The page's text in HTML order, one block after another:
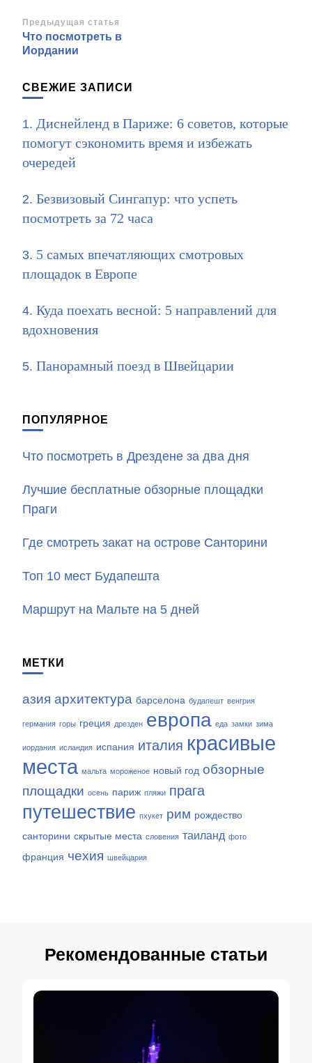
Навигация
по
Предыдущая статья
Что посмотреть в
Иордании
СВЕЖИЕ ЗАПИСИ
Диснейленд в Париже: 6 советов, которые
помогут сэкономить время и избежать
очередей
Безвизовый Сингапур: что успеть
посмотреть за 72 часа
5 самых впечатляющих смотровых
площадок в Европе
Куда поехать весной: 5 направлений для
вдохновения
Панорамный поезд в Швейцарии
ПОПУЛЯРНОЕ
Что посмотреть в Дрездене за два дня
Лучшие бесплатные обзорные площадки
Праги
Где смотреть закат на острове Санторини
Топ 10 мест Будапешта
Маршрут на Мальте на 5 дней
МЕТКИ
азия архитектура барселона будапешт венгрия
германия горы греция дрезден европа еда замки зима
иордания исландия испания италия красивые
места мальта мороженое новый год обзорные
площадки осень париж пляжи прага
путешествие пхукет рим рождество
санторини скрытые места словения таиланд фото
франция чехия швейцария
Рекомендованные статьи